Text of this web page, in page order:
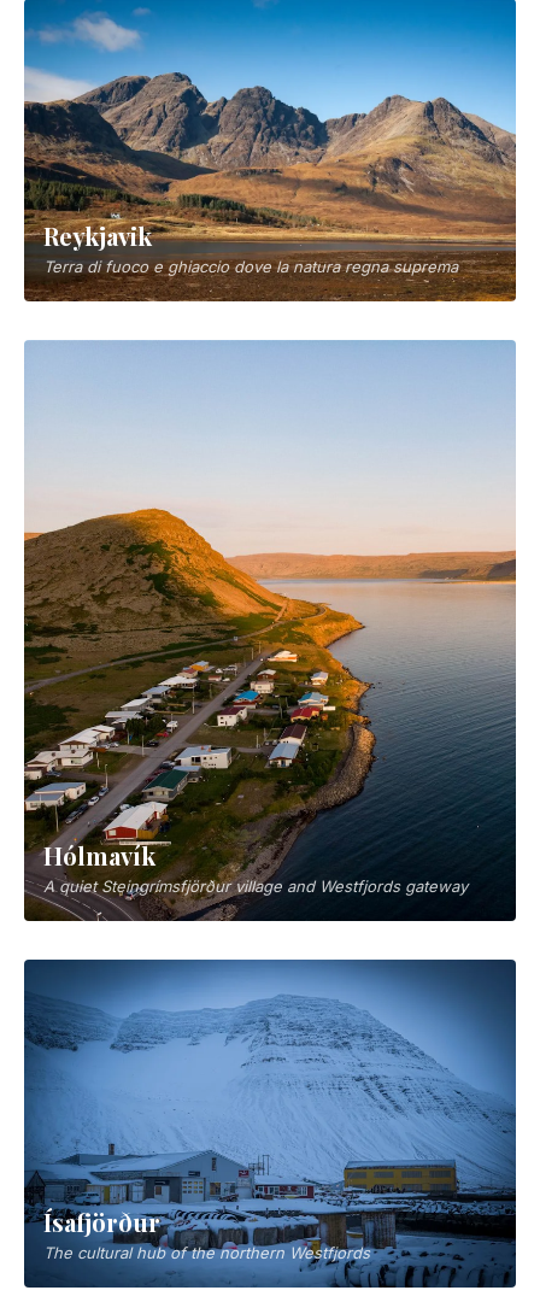
Itinerario di 10 giorni in van per l'Islanda a
giugno
10 giorni
Città ▼
Reykjavik
Terra di fuoco e ghiaccio dove la natura regna suprema
Hólmavík
A quiet Steingrímsfjörður village and Westfjords gateway